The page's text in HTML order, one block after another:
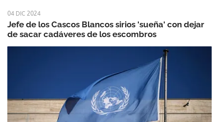
04 DIC 2024
Jefe de los Cascos Blancos sirios 'sueña' con dejar
de sacar cadáveres de los escombros